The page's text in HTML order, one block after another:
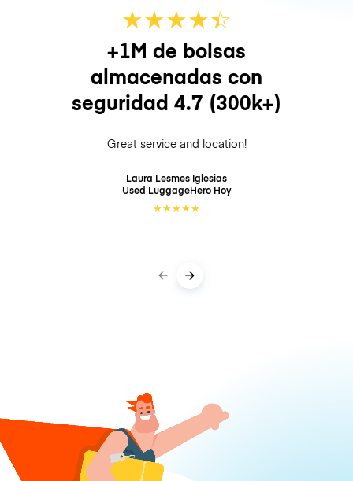
★★★★☆
★
+1M de bolsas
almacenadas con
seguridad 4.7 (300k+)
Great service and location!
Laura Lesmes Iglesias
Used LuggageHero Hoy
★★★★★